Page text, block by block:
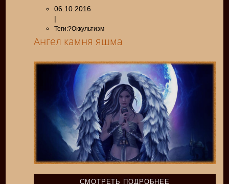
06.10.2016
|
Теги:?Оккультизм
Ангел камня яшма
СМОТРЕТЬ ПОДРОБНЕЕ